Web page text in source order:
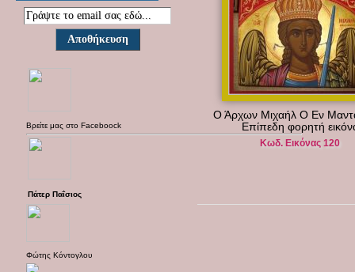
Βρείτε μας στο Faceboock
Πάτερ Παΐσιος
Φώτης Κόντογλου
Ο Άρχων Μιχαήλ O Eν
Επίπεδη φορητή
Κωδ. Εικόνας 120